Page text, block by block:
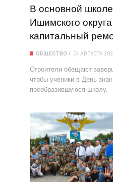
В основной
Ишимского
капитальный
ОБЩЕСТВО 04 АВГУСТА
Строители обещают
чтобы ученики в День
преобразившуюся школу.